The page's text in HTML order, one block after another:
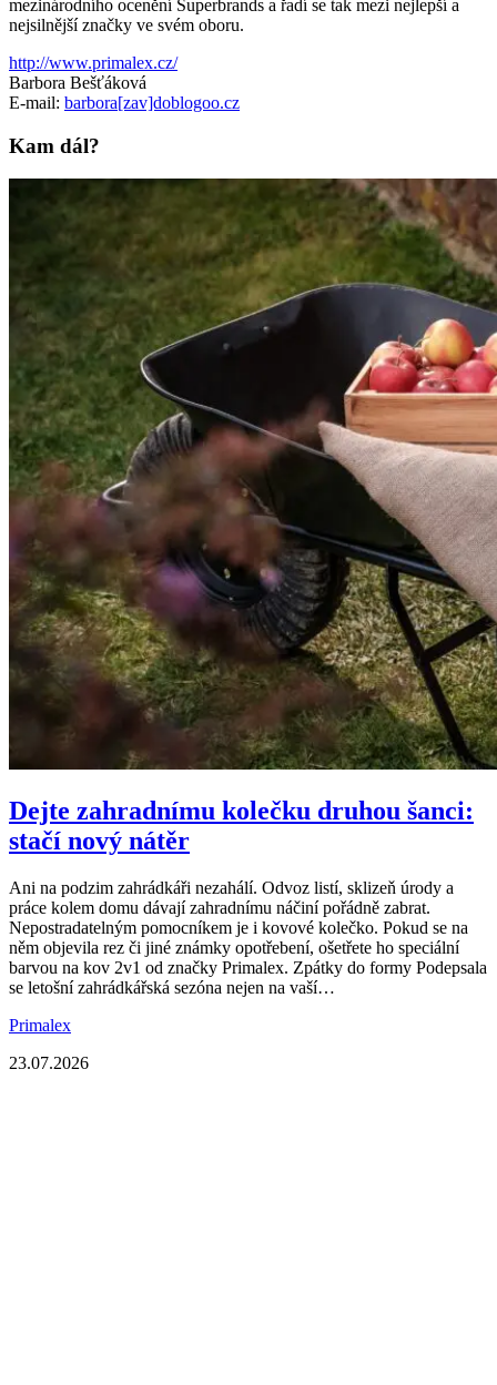
mezinárodního ocenění Superbrands a řadí se tak mezi nejlepší a
nejsilnější značky ve svém oboru.
http://www.primalex.cz/
Barbora Bešťáková
E-mail: barbora[zav]doblogoo.cz
Kam dál?
Dejte zahradnímu kolečku druhou šanci:
stačí nový nátěr
Ani na podzim zahrádkáři nezahálí. Odvoz listí, sklizeň úrody a
práce kolem domu dávají zahradnímu náčiní pořádně zabrat.
Nepostradatelným pomocníkem je i kovové kolečko. Pokud se na
něm objevila rez či jiné známky opotřebení, ošetřete ho speciální
barvou na kov 2v1 od značky Primalex. Zpátky do formy Podepsala
se letošní zahrádkářská sezóna nejen na vaší…
Primalex
23.07.2026